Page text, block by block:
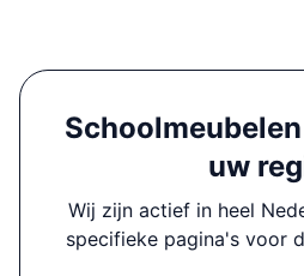
uw
Wij zijn actief in heel
specifieke pagina's voor